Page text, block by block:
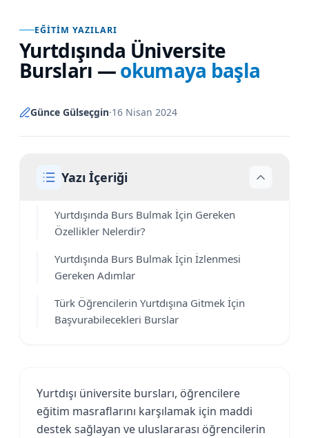
EĞITIM YAZILARI
Yurtdışında Üniversite
Bursları —okumaya başla
Günce Gülseçgin·16 Nisan 2024
Yazı İçeriği
Yurtdışında Burs Bulmak İçin Gereken
Özellikler Nelerdir?
Yurtdışında Burs Bulmak İçin İzlenmesi
Gereken Adımlar
Türk Öğrencilerin Yurtdışına Gitmek İçin
Başvurabilecekleri Burslar
Yurtdışı üniversite bursları, öğrencilere
eğitim masraflarını karşılamak için maddi
destek sağlayan ve uluslararası öğrencilerin